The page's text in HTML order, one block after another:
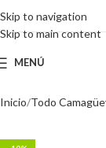
Skip to navigation
Skip to main content
MENÚ
Inicio Todo